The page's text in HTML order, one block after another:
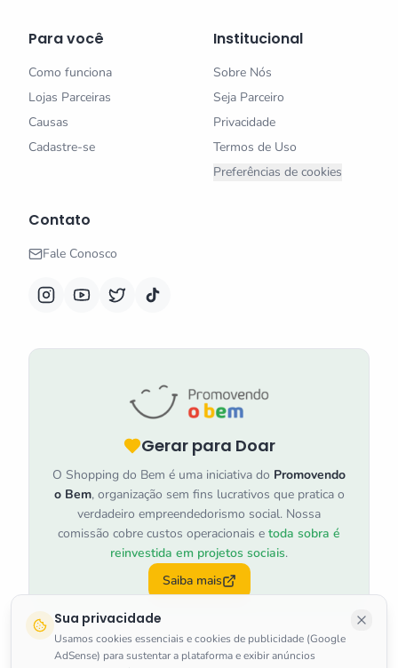
Sua privacidade
Usamos cookies essenciais e cookies de publicidade (Google
AdSense) para sustentar a plataforma e exibir anúncios
Para você
Como funciona
Lojas Parceiras
Causas
Cadastre-se
Institucional
Sobre Nós
Seja Parceiro
Privacidade
Termos de Uso
Preferências de cookies
Contato
Fale Conosco
Gerar para Doar
O Shopping do Bem é uma iniciativa do Promovendo
o Bem, organização sem fins lucrativos que pratica o
verdadeiro empreendedorismo social. Nossa
comissão cobre custos operacionais e toda sobra é
reinvestida em projetos sociais.
Saiba mais